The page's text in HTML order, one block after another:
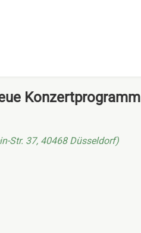
Konzertprogramm
Str. 37, 40468 Düsseldorf)